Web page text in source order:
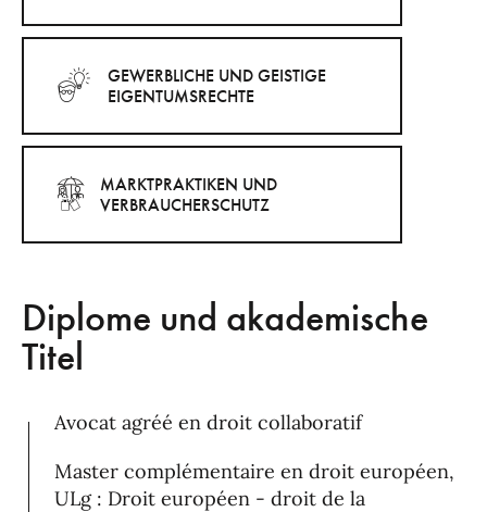
GEWERBLICHE UND GEISTIGE
EIGENTUMSRECHTE
MARKTPRAKTIKEN UND
VERBRAUCHERSCHUTZ
Diplome und akademische
Titel
Avocat agréé en droit collaboratif
Master complémentaire en droit européen,
ULg : Droit européen - droit de la